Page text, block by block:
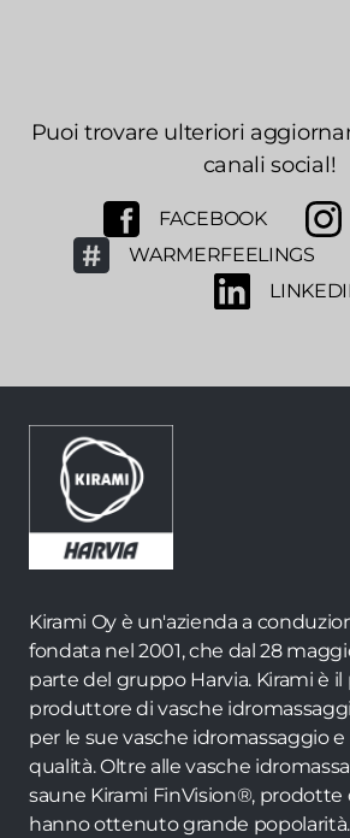
Puoi trovare ulteriori
canali social!
FACEBOOK
WARMERFEELINGS
Kirami Oy è un'azienda a
fondata nel 2001, che dal 28
parte del gruppo Harvia. Kirami è
produttore di vasche
per le sue vasche idromassaggio
qualità. Oltre alle vasche
saune Kirami FinVision®, prodotte
hanno ottenuto grande